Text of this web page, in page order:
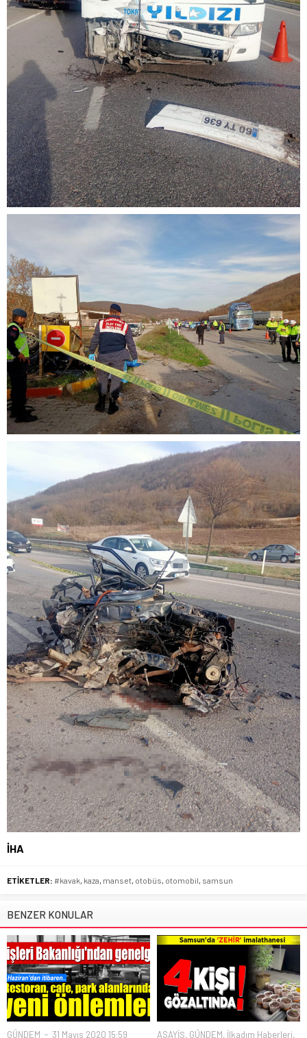
İHA
ETİKETLER: #kavak, kaza, manset, otobüs, otomobil, samsun
BENZER KONULAR
GÜNDEM 31 Mayıs 2020 15:59 ASAYİŞ, GÜNDEM, İlkadım Haberleri,